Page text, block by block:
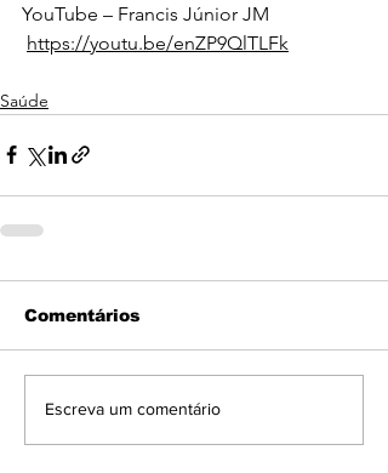
YouTube – Francis Júnior JM
https://youtu.be/enZP9QlTLFk
Saúde
Comentários
Escreva um comentário